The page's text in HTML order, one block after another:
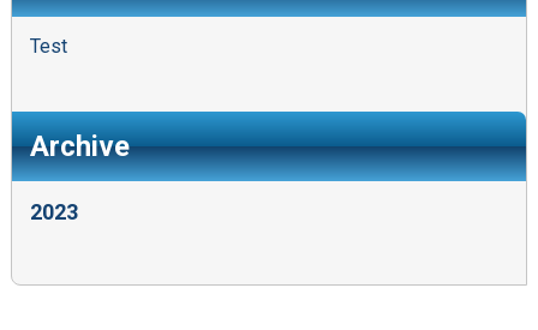
Test
Archive
2023